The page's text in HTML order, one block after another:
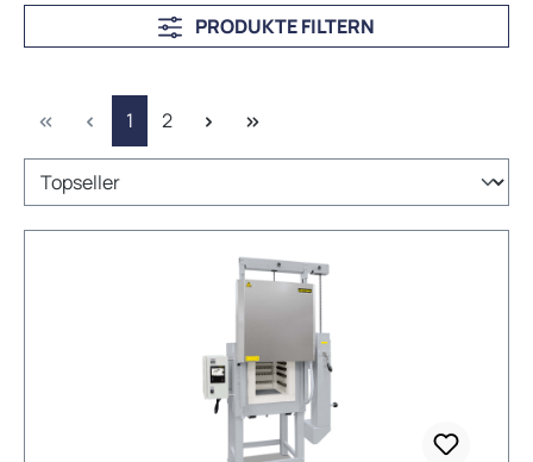
PRODUKTE FILTERN
Seite
1 Seite
2